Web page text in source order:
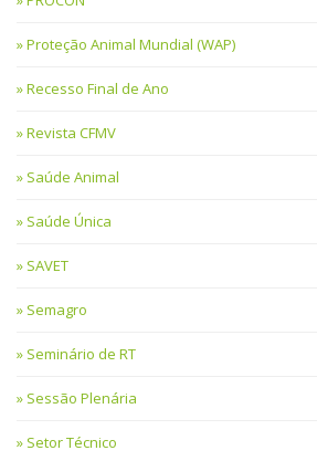
Proteção Animal Mundial (WAP)
Recesso Final de Ano
Revista CFMV
Saúde Animal
Saúde Única
SAVET
Semagro
Seminário de RT
Sessão Plenária
Setor Técnico